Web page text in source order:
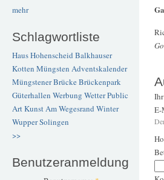
mehr
Schlagwortliste
Haus Hohenscheid Balkhauser
Kotten Müngsten Adventskalender
Müngstener BrückeBrückenpark
Güterhallen Werbung WetterPublic
ArtKunstAm Wegesrand Winter
WupperSolingen
>>
Benutzeranmeldung
E-